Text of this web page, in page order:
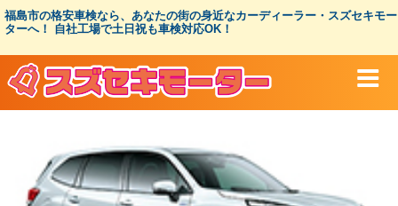
コ
ン
ツ
福島市の格安車検なら、あなたの街の身近なカーディーラー・スズセキモー
ターへ！ 自社工場で土日祝も車検対応OK！